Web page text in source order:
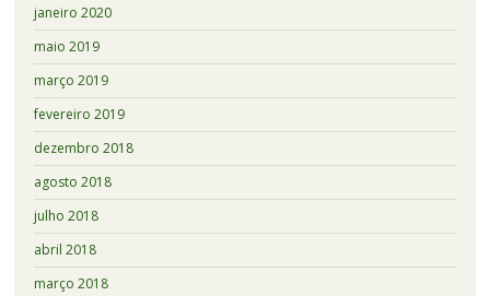
janeiro 2020
maio 2019
março 2019
fevereiro 2019
dezembro 2018
agosto 2018
julho 2018
abril 2018
março 2018